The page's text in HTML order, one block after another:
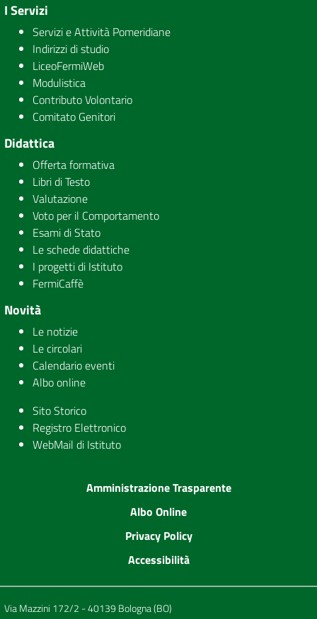
I Servizi
Servizi e Attività Pomeridiane
Indirizzi di studio
LiceoFermiWeb
Modulistica
Contributo Volontario
Comitato Genitori
Didattica
Offerta formativa
Libri di Testo
Valutazione
Voto per il Comportamento
Esami di Stato
Le schede didattiche
I progetti di Istituto
FermiCaffè
Novità
Le notizie
Le circolari
Calendario eventi
Albo online
Sito Storico
Registro Elettronico
WebMail di Istituto
Amministrazione Trasparente
Albo Online
Privacy Policy
Accessibilità
Via Mazzini 172/2 - 40139 Bologna (BO)